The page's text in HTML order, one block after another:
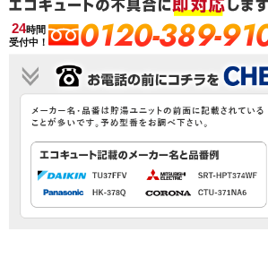
24時間
受付中！
0120-389-